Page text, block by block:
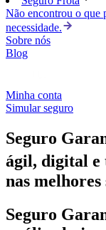
Não encontrou o que
necessidade.
Sobre nós
Blog
Minha conta
Simular seguro
Seguro
ágil, digital e
nas
Seguro